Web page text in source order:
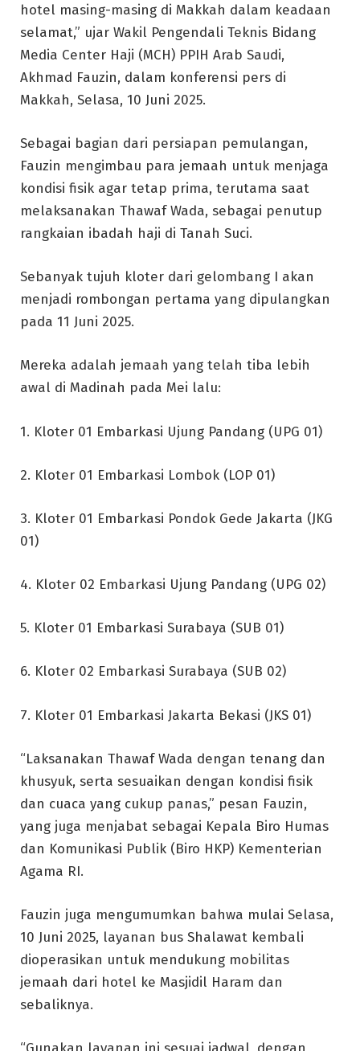
hotel masing-masing di Makkah dalam keadaan
selamat,” ujar Wakil Pengendali Teknis Bidang
Media Center Haji (MCH) PPIH Arab Saudi,
Akhmad Fauzin, dalam konferensi pers di
Makkah, Selasa, 10 Juni 2025.
Sebagai bagian dari persiapan pemulangan,
Fauzin mengimbau para jemaah untuk menjaga
kondisi fisik agar tetap prima, terutama saat
melaksanakan Thawaf Wada, sebagai penutup
rangkaian ibadah haji di Tanah Suci.
Sebanyak tujuh kloter dari gelombang I akan
menjadi rombongan pertama yang dipulangkan
pada 11 Juni 2025.
Mereka adalah jemaah yang telah tiba lebih
awal di Madinah pada Mei lalu:
1. Kloter 01 Embarkasi Ujung Pandang (UPG 01)
2. Kloter 01 Embarkasi Lombok (LOP 01)
3. Kloter 01 Embarkasi Pondok Gede Jakarta (JKG
01)
4. Kloter 02 Embarkasi Ujung Pandang (UPG 02)
5. Kloter 01 Embarkasi Surabaya (SUB 01)
6. Kloter 02 Embarkasi Surabaya (SUB 02)
7. Kloter 01 Embarkasi Jakarta Bekasi (JKS 01)
“Laksanakan Thawaf Wada dengan tenang dan
khusyuk, serta sesuaikan dengan kondisi fisik
dan cuaca yang cukup panas,” pesan Fauzin,
yang juga menjabat sebagai Kepala Biro Humas
dan Komunikasi Publik (Biro HKP) Kementerian
Agama RI.
Fauzin juga mengumumkan bahwa mulai Selasa,
10 Juni 2025, layanan bus Shalawat kembali
dioperasikan untuk mendukung mobilitas
jemaah dari hotel ke Masjidil Haram dan
sebaliknya.